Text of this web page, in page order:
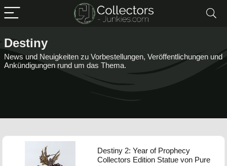
Destiny
News und Neuigkeiten zu Vorbestellungen, Veröffentlichungen und
Ankündigungen rund um das Thema.
Destiny 2: Year of Prophecy
Collectors Edition Statue von Pure